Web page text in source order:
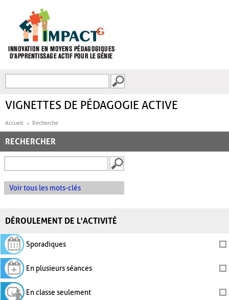
FORMULAIRE DE
VIGNETTES DE PÉDAGOGIE ACTIVE
Accueil Recherche
RECHERCHER
Voir tous les mots-clés
DÉROULEMENT DE L'ACTIVITÉ
Sporadiques
En plusieurs séances
En classe seulement